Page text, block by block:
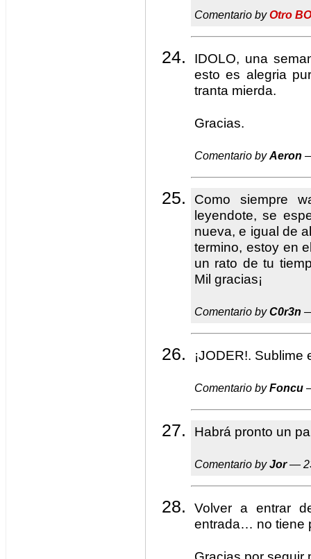
Comentario byOtro
IDOLO, una
esto es alegria
tranta mierda.
Gracias.
Comentario byAeron
Como siempre
leyendote, se
nueva, e igual de
termino, estoy en
un rato de tu
Mil gracias¡
Comentario byC0r3n
¡JODER!. Sublime
Comentario byFoncu
Habrá pronto un
Comentario byJor—
Volver a entrar
entrada… no tiene